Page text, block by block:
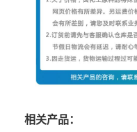
相关产品：